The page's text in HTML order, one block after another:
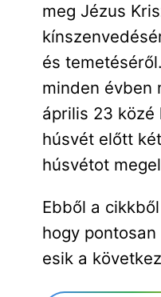
meg Jézus
és
minden évben
április 23 közé
húsvét előtt
húsvétot
Ebből a
hogy
esik a